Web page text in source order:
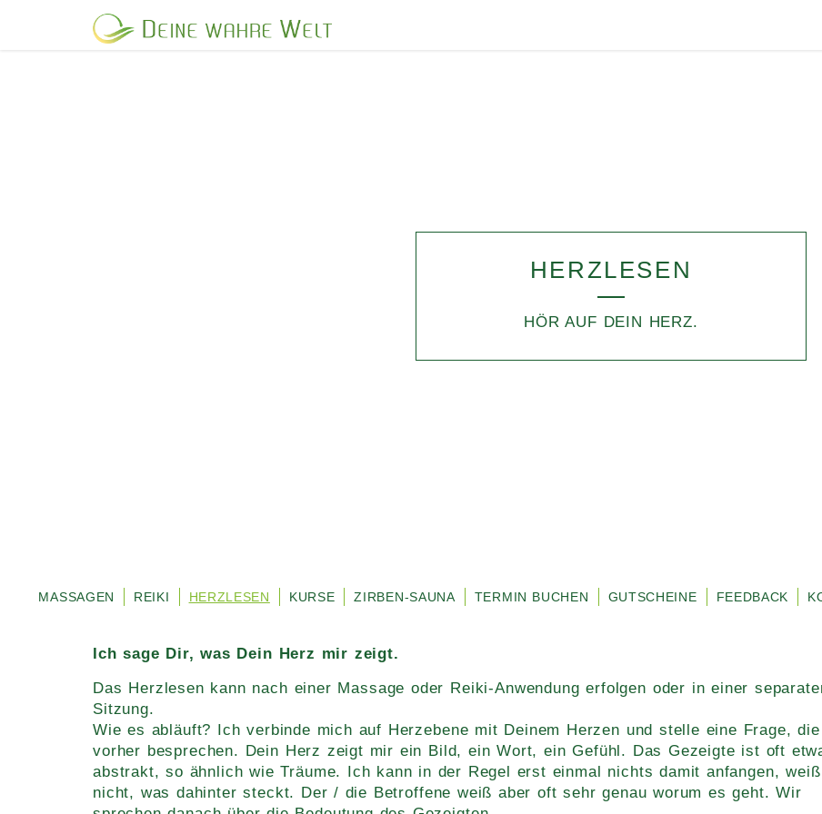
HERZLESEN
HÖR AUF DEIN HERZ.
MASSAGEN REIKI HERZLESEN KURSE ZIRBEN-SAUNA TERMIN BUCHEN GUTSCHEINE FEEDBACK
Ich sage Dir, was Dein Herz mir zeigt.
Das Herzlesen kann nach einer Massage oder Reiki-Anwendung erfolgen oder in einer
Sitzung.
Wie es abläuft? Ich verbinde mich auf Herzebene mit Deinem Herzen und stelle eine Frage,
vorher besprechen. Dein Herz zeigt mir ein Bild, ein Wort, ein Gefühl. Das Gezeigte ist oft
abstrakt, so ähnlich wie Träume. Ich kann in der Regel erst einmal nichts damit anfangen,
nicht, was dahinter steckt. Der / die Betroffene weiß aber oft sehr genau worum es geht. Wir